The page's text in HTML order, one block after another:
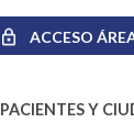
ACCESO
PACIENTES Y